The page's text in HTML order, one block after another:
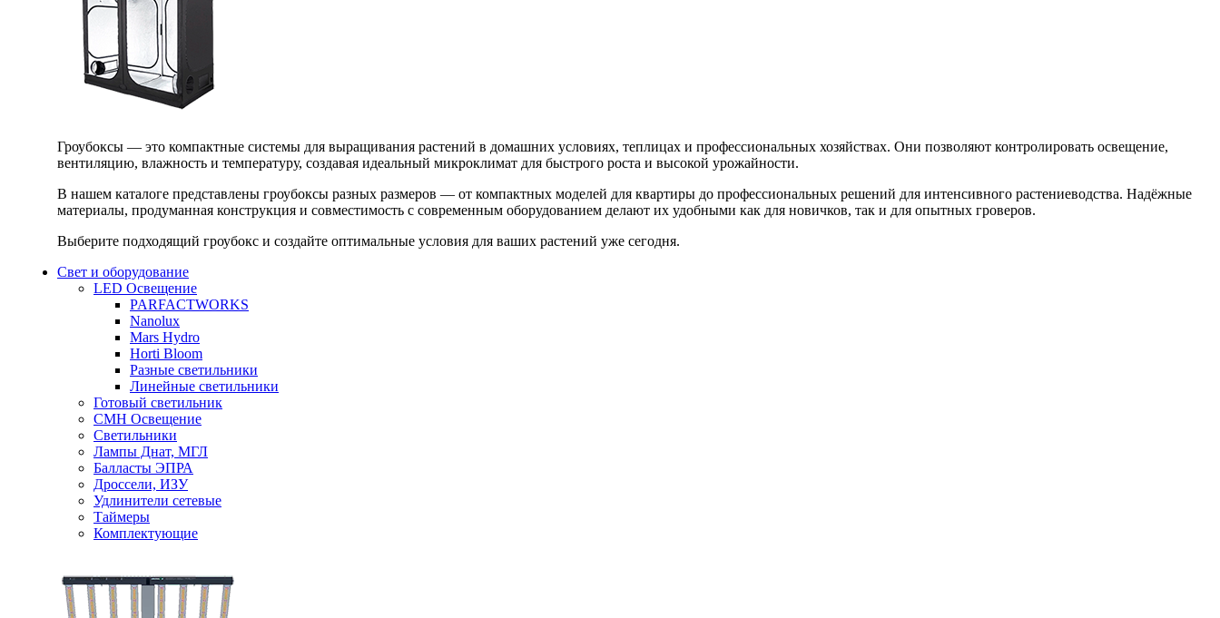
Гроубоксы — это компактные системы для выращивания растений в домашних условиях, теплицах и профессиональных хозяйствах. Они позволяют контролировать освещение,
вентиляцию, влажность и температуру, создавая идеальный микроклимат для быстрого роста и высокой урожайности.
В нашем каталоге представлены гроубоксы разных размеров — от компактных моделей для квартиры до профессиональных решений для интенсивного растениеводства. Надёжные
материалы, продуманная конструкция и совместимость с современным оборудованием делают их удобными как для новичков, так и для опытных гроверов.
Выберите подходящий гроубокс и создайте оптимальные условия для ваших растений уже сегодня.
Свет и оборудование
LED Освещение
PARFACTWORKS
Nanolux
Mars Hydro
Horti Bloom
Разные светильники
Линейные светильники
Готовый светильник
CMH Освещение
Светильники
Лампы Днат, МГЛ
Балласты ЭПРА
Дроссели, ИЗУ
Удлинители сетевые
Таймеры
Комплектующие